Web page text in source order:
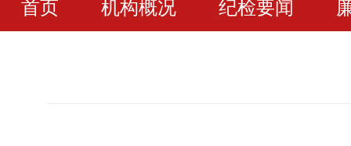
首页 机构概况 纪检要闻